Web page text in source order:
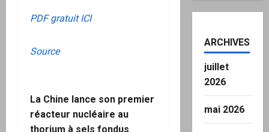
PDF gratuit ICI
Source
La Chine lance son premier
réacteur nucléaire au
thorium à sels fondus
ARCHIVES
juillet
2026
mai 2026